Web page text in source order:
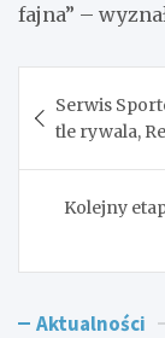
fajna” –
wpisu
Serwis
tle rywala,
Kolejny
Aktualności